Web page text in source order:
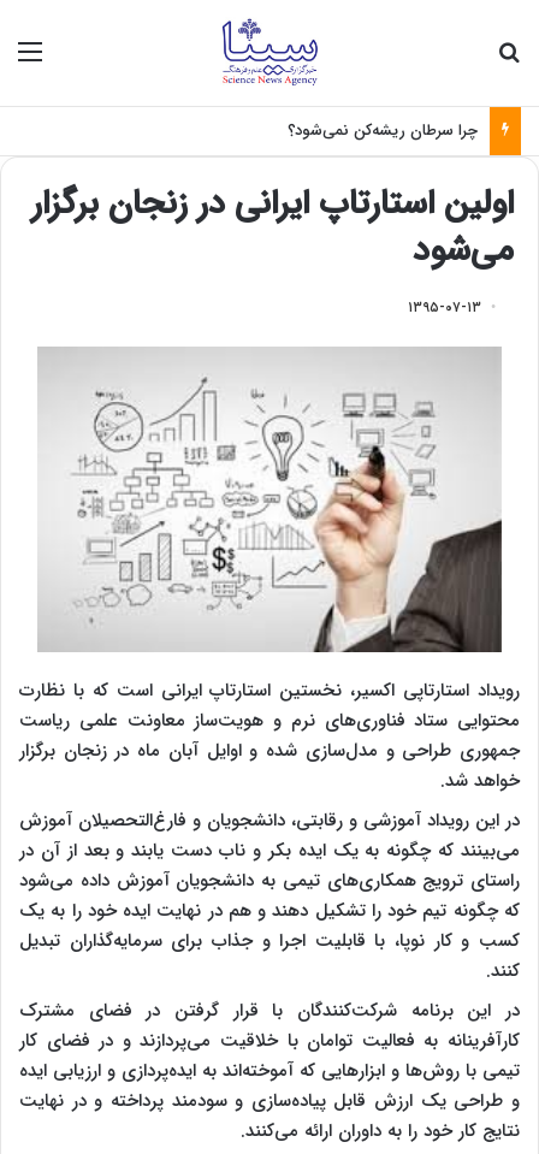
چرا سرطان ریشه‌کن نمی‌شود؟
اولین استارتاپ ایرانی در زنجان برگزار
می‌شود
۱۳۹۵-۰۷-۱۳
رویداد استارتاپی اکسیر، نخستین استارتاپ ایرانی است که با نظارت
محتوایی ستاد فناوری‌های نرم و هویت‌ساز معاونت علمی ریاست‌
جمهوری طراحی و مدل‌سازی شده و اوایل آبان‌ ماه در زنجان برگزار
خواهد شد.
در این رویداد آموزشی و رقابتی، دانشجویان و فارغ‌التحصیلان آموزش
می‌بینند که چگونه به یک ایده بکر و ناب دست یابند و بعد از آن در
راستای ترویج همکاری‌های تیمی به دانشجویان آموزش داده می‌شود
که چگونه تیم خود را تشکیل دهند و هم در نهایت ایده خود را به‌ یک
کسب ‌و کار نوپا، با قابلیت اجرا و جذاب برای سرمایه‌گذاران تبدیل
کنند.
در این برنامه شرکت‌کنندگان با قرار گرفتن در فضای مشترک
کارآفرینانه به فعالیت توامان با خلاقیت می‌پردازند و در فضای کار
تیمی با روش‌ها و ابزارهایی که آموخته‌اند به ایده‌پردازی و ارزیابی ایده
و طراحی یک ارزش قابل پیاده‌سازی و سودمند پرداخته و در نهایت
نتایج کار خود را به داوران ارائه می‌کنند.